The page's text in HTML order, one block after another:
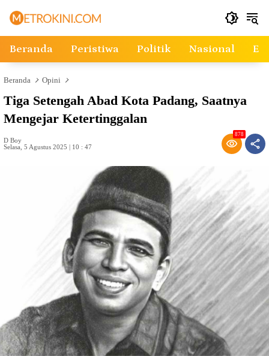
Beranda Peristiwa Politik Nasional
Beranda Opini
Tiga Setengah Abad Kota Padang, Saatnya
Mengejar Ketertinggalan
D Boy
Selasa, 5 Agustus 2025 | 10 : 47
878